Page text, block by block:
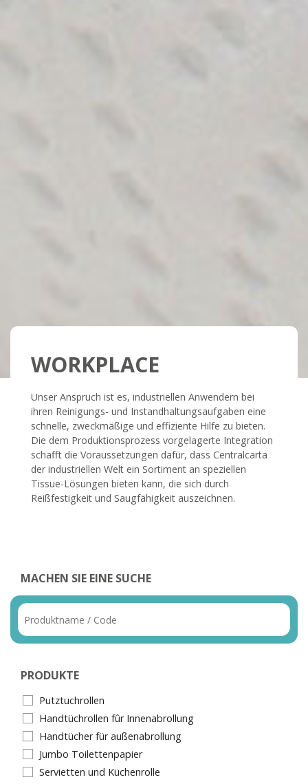
WORKPLACE
Unser Anspruch ist es, industriellen Anwendern bei
ihren Reinigungs- und Instandhaltungsaufgaben eine
schnelle, zweckmäßige und effiziente Hilfe zu bieten.
Die dem Produktionsprozess vorgelagerte Integration
schafft die Voraussetzungen dafür, dass Centralcarta
der industriellen Welt ein Sortiment an speziellen
Tissue-Lösungen bieten kann, die sich durch
Reißfestigkeit und Saugfähigkeit auszeichnen.
MACHEN SIE EINE SUCHE
PRODUKTE
Putztuchrollen
Handtüchrollen fûr Innenabrollung
Handtücher für außenabrollung
Jumbo Toilettenpapier
Servietten und Küchenrolle